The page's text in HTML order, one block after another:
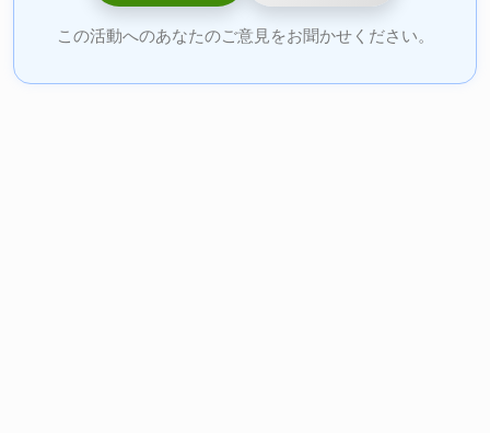
この活動へのあなたのご意見をお聞かせください。